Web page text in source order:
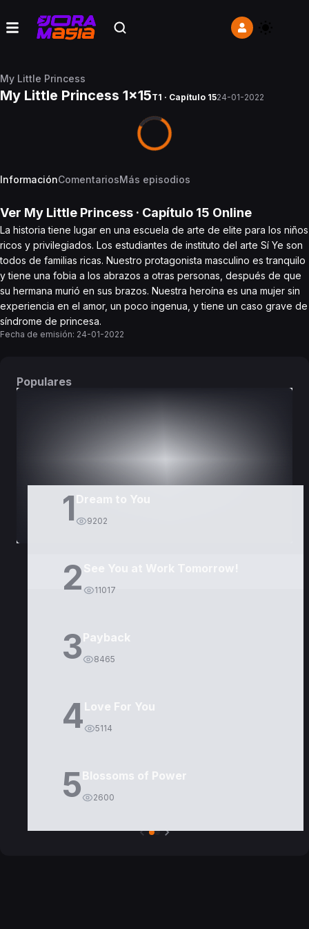
My Little Princess
My Little Princess 1x15T1 · Capítulo 1524-01-2022
InformaciónComentariosMás episodios
Ver My Little Princess · Capítulo 15 Online
La historia tiene lugar en una escuela de arte de elite para los niños
ricos y privilegiados. Los estudiantes de instituto del arte Sí Ye son
todos de familias ricas. Nuestro protagonista masculino es tranquilo
y tiene una fobia a los abrazos a otras personas, después de que
su hermana murió en sus brazos. Nuestra heroína es una mujer sin
experiencia en el amor, un poco ingenua, y tiene un caso grave de
síndrome de princesa.
Fecha de emisión: 24-01-2022
Populares
1 Dream to You
9202
2 11017
3Payback
8465
4Love For You
5114
5Blossoms of Power
2600